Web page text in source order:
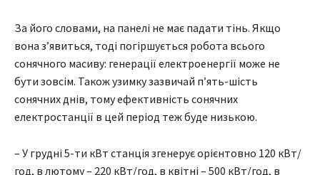
За його словами, на панелі не має падати тінь. Якщо
вона з’явиться, тоді погіршується робота всього
сонячного масиву: генерації електроенергії може не
бути зовсім. Також узимку зазвичай п’ять-шість
сонячних днів, тому ефективність сонячних
електростанції в цей період теж буде низькою.
– У грудні 5-ти кВт станція згенерує орієнтовно 120 кВт/
год, в лютому – 220 кВт/год, в квітні – 500 кВт/год, в